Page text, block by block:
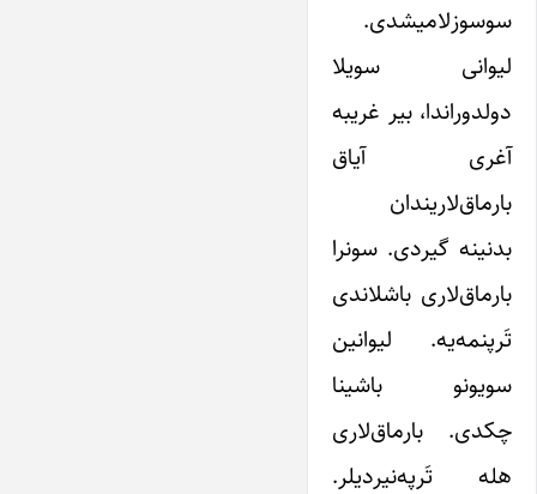
سوسوزلامیشدی.
لیوانی سویلا
دولدوراندا، بیر غریبه
آغری آیاق
بارماق‌لاریندان
بدنینه گیردی. سونرا
بارماق‌لاری باشلاندی
تَرپنمه‌یه. لیوانین
سویونو باشینا
چکدی. بارماق‌لاری
هله تَرپه‌نیردیلر.